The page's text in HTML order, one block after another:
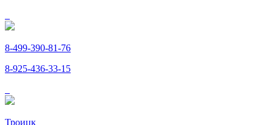
8-499-390-81-76
8-925-436-33-15
Троицк